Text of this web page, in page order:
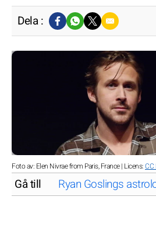
Dela :
Foto av: Elen Nivrae from Paris, France | Licens:CC
Gå till Ryan Goslings